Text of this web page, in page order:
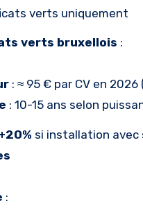
verts uniquement
verts bruxellois :
: ≈ 95 € par CV en
: 10-15 ans selon
si installation avec
: